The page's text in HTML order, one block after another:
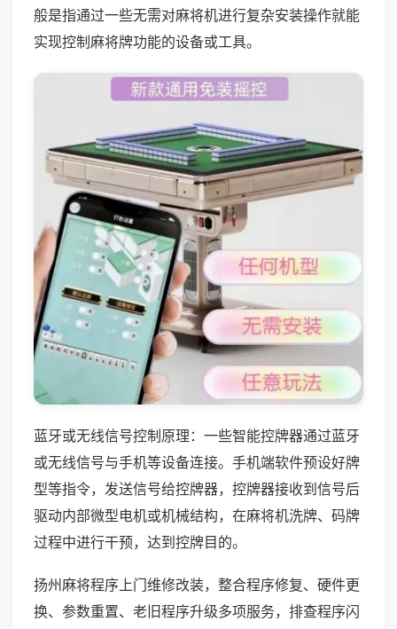
般是指通过一些无需对麻将机进行复杂安装操作就能
实现控制麻将牌功能的设备或工具。
蓝牙或无线信号控制原理：一些智能控牌器通过蓝牙
或无线信号与手机等设备连接。手机端软件预设好牌
型等指令，发送信号给控牌器，控牌器接收到信号后
驱动内部微型电机或机械结构，在麻将机洗牌、码牌
过程中进行干预，达到控牌目的。
扬州麻将程序上门维修改装，整合程序修复、硬件更
换、参数重置、老旧程序升级多项服务，排查程序闪